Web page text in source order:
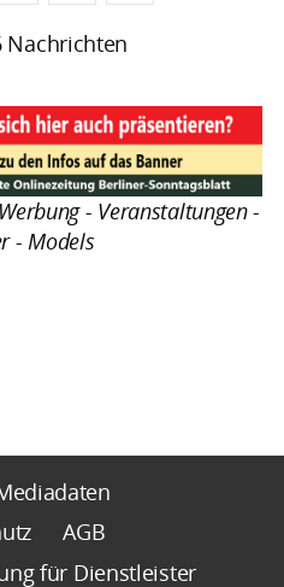
Nachrichten
- Veranstaltungen -
- Models
AGB
für Dienstleister